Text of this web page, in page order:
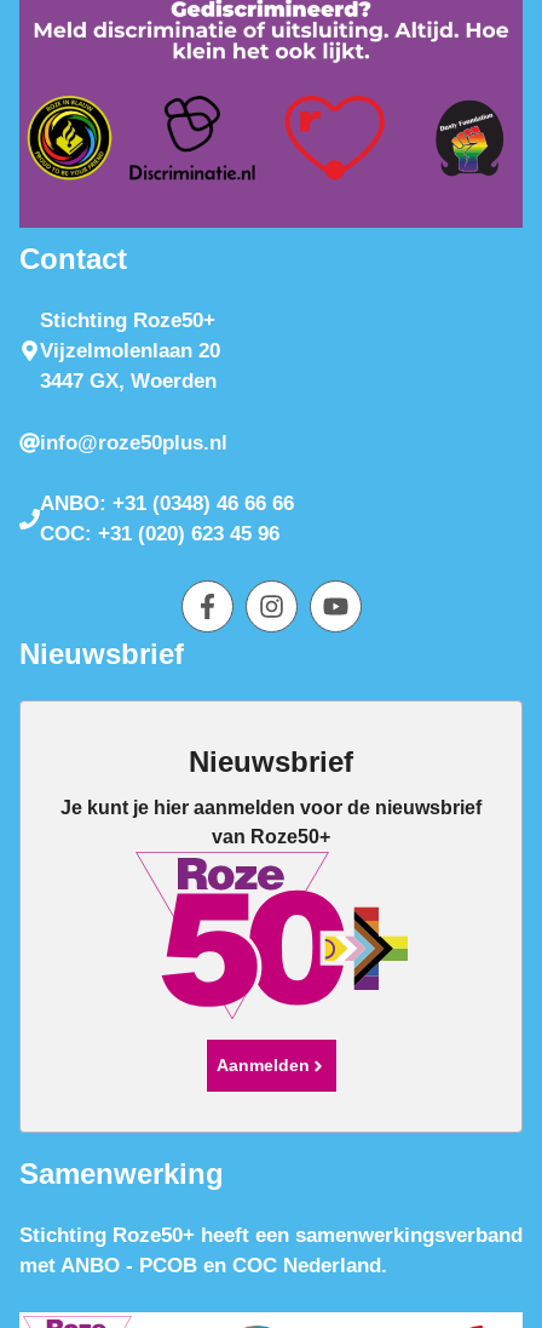
Contact
Stichting Roze50+
Vijzelmolenlaan 20
3447 GX, Woerden
info@roze50plus.nl
ANBO: +31 (0348) 46 66 66
COC: +31 (020) 623 45 96
Nieuwsbrief
Nieuwsbrief
Je kunt je hier aanmelden voor de nieuwsbrief
van Roze50+
Aanmelden
Samenwerking
Stichting Roze50+ heeft een samenwerkingsverband
met ANBO - PCOB en COC Nederland.